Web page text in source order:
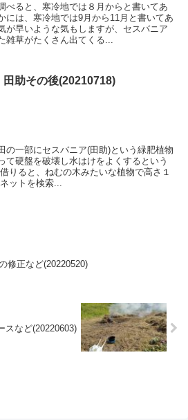
べると、寒冷地では８月からと書いてあ
には、寒冷地では9月から11月と書いてあ
が早いような気もしますが、セスバニア
雑草がたくさん出てくる...
田助その後(20210718)
の一部にセスバニア(田助)という緑肥植物
て硬盤を破壊し水はけをよくするという
りると、ねむの木みたいな植物で高さ１
ットを検索...
修正など(20220520)
スなど(20220603)